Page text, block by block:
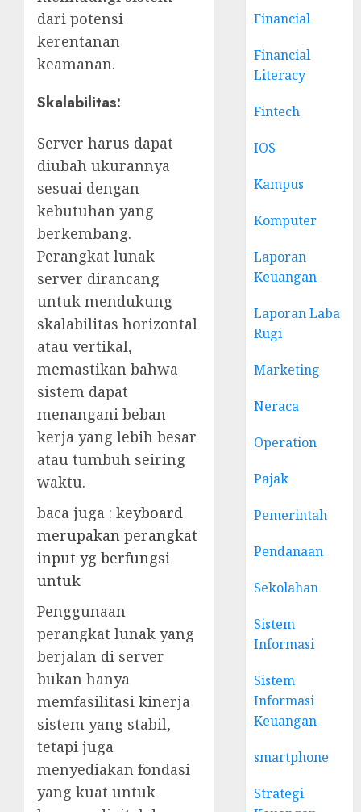
dari potensi
kerentanan
keamanan.
Skalabilitas:
Server harus dapat
diubah ukurannya
sesuai dengan
kebutuhan yang
berkembang.
Perangkat lunak
server dirancang
untuk mendukung
skalabilitas horizontal
atau vertikal,
memastikan bahwa
sistem dapat
menangani beban
kerja yang lebih besar
atau tumbuh seiring
waktu.
baca juga : keyboard
merupakan perangkat
input yg berfungsi
untuk
Penggunaan
perangkat lunak yang
berjalan di server
bukan hanya
memfasilitasi kinerja
sistem yang stabil,
tetapi juga
menyediakan fondasi
yang kuat untuk
Financial
Financial
Literacy
Fintech
IOS
Kampus
Komputer
Laporan
Keuangan
Laporan Laba
Rugi
Marketing
Neraca
Operation
Pajak
Pemerintah
Pendanaan
Sekolahan
Sistem
Informasi
Sistem
Informasi
Keuangan
smartphone
Strategi